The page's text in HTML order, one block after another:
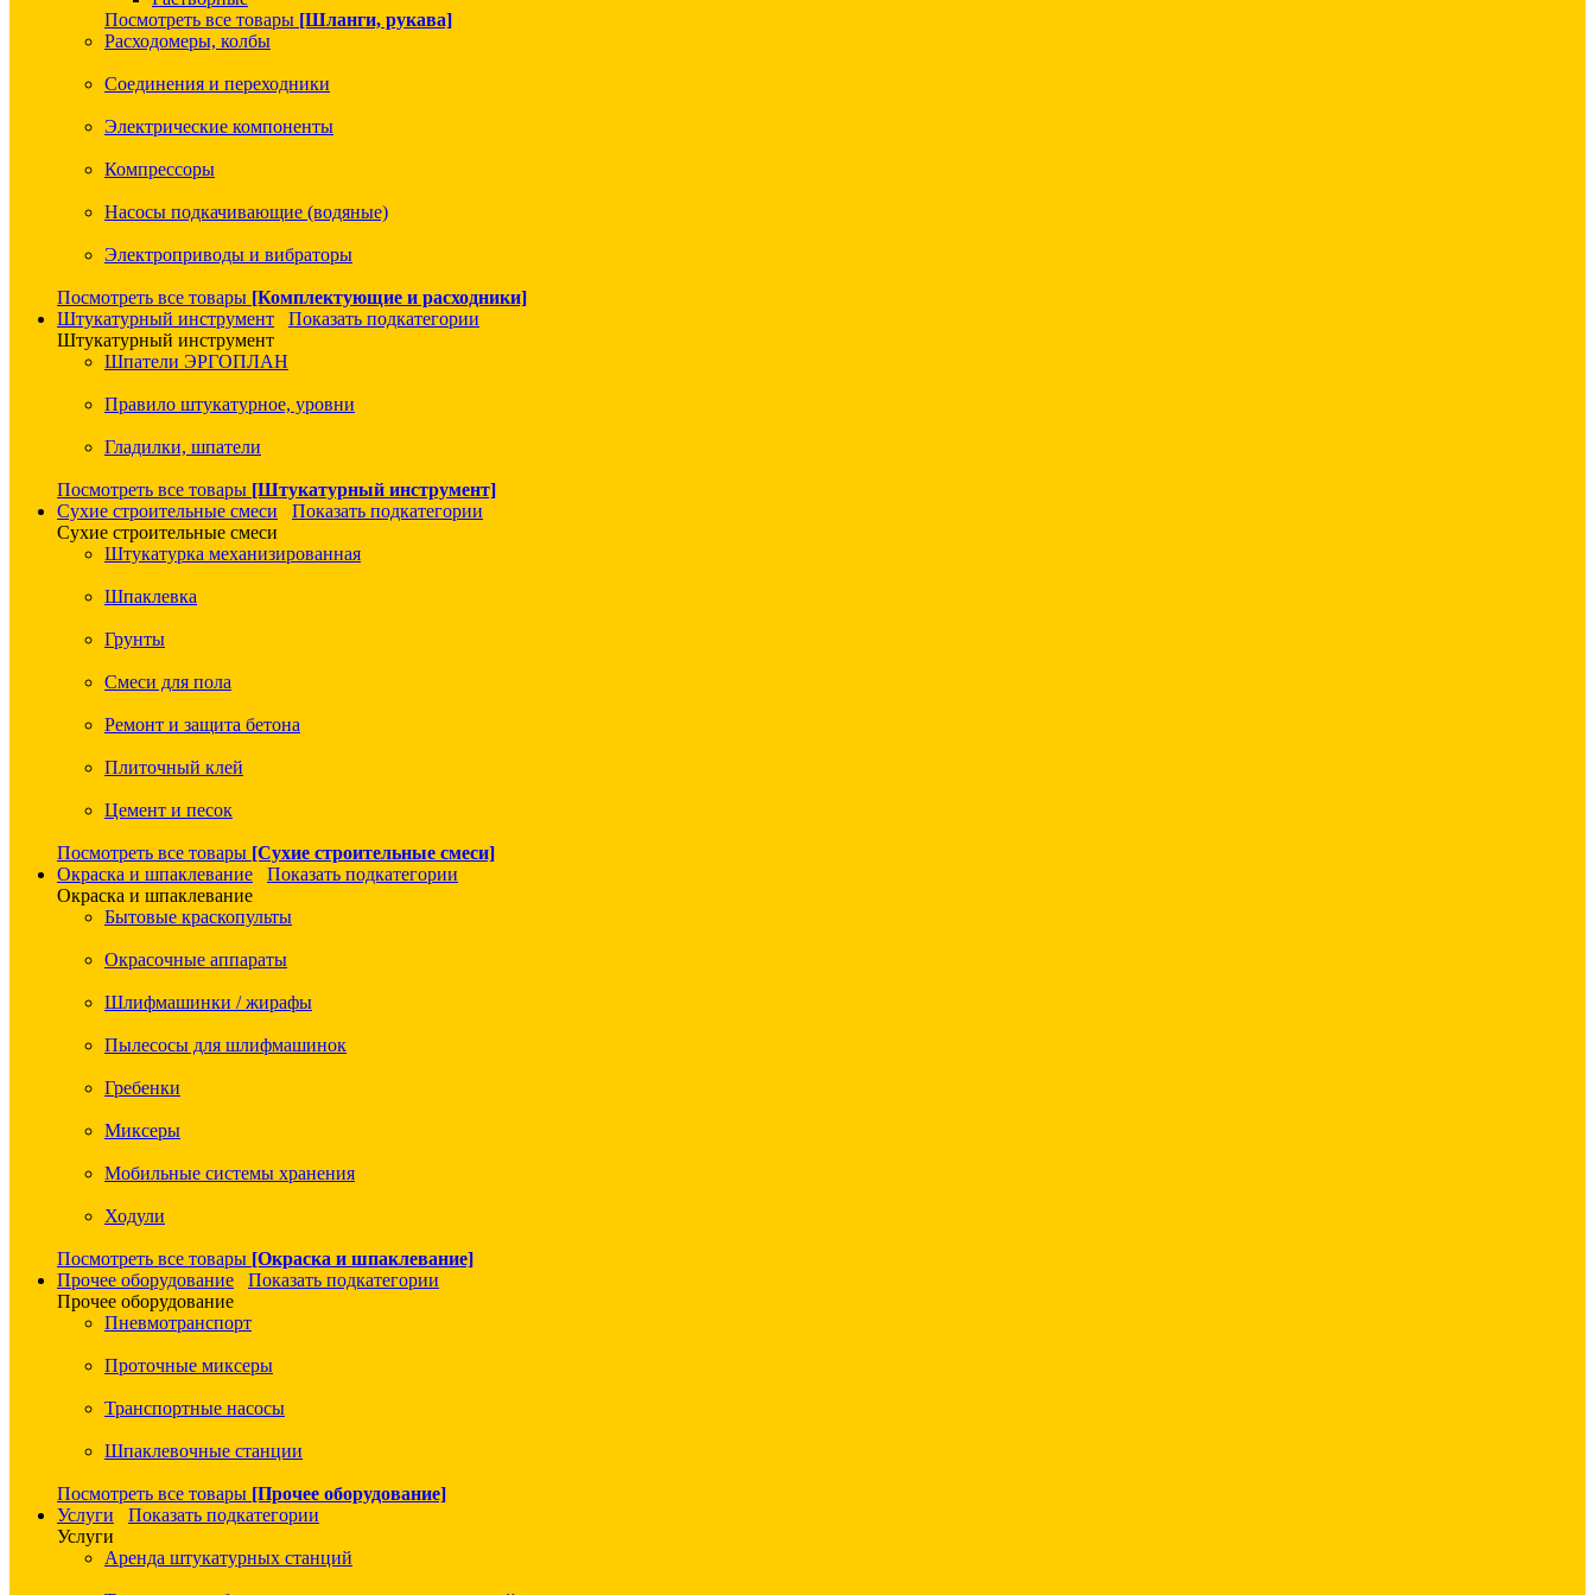
Посмотреть все товары [Шланги, рукава]
Расходомеры, колбы
Соединения и переходники
Электрические компоненты
Компрессоры
Насосы подкачивающие (водяные)
Электроприводы и вибраторы
Посмотреть все товары [Комплектующие и расходники]
Штукатурный инструмент
Показать подкатегории
Штукатурный инструмент
Шпатели ЭРГОПЛАН
Правило штукатурное, уровни
Гладилки, шпатели
Посмотреть все товары [Штукатурный инструмент]
Сухие строительные смеси
Показать подкатегории
Сухие строительные смеси
Штукатурка механизированная
Шпаклевка
Грунты
Смеси для пола
Ремонт и защита бетона
Плиточный клей
Цемент и песок
Посмотреть все товары [Сухие строительные смеси]
Окраска и шпаклевание
Показать подкатегории
Окраска и шпаклевание
Бытовые краскопульты
Окрасочные аппараты
Шлифмашинки / жирафы
Пылесосы для шлифмашинок
Гребенки
Миксеры
Мобильные системы хранения
Ходули
Посмотреть все товары [Окраска и шпаклевание]
Прочее оборудование
Показать подкатегории
Прочее оборудование
Пневмотранспорт
Проточные миксеры
Транспортные насосы
Шпаклевочные станции
Посмотреть все товары [Прочее оборудование]
Услуги
Показать подкатегории
Услуги
Аренда штукатурных станций